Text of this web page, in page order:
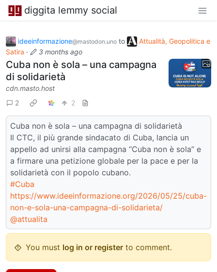
diggita lemmy social
ideeinformazione@mastodon.uno to
Attualità, Geopolitica e
Satira · 3 months ago
Cuba non è sola – una campagna
di solidarietà
cdn.masto.host
2
2
Cuba non è sola – una campagna di solidarietà
Il CTC, il più grande sindacato di Cuba, lancia un
appello ad unirsi alla campagna “Cuba non è sola” e
a firmare una petizione globale per la pace e per la
solidarietà con il popolo cubano.
#Cuba
https://www.ideeinformazione.org/2026/05/25/cuba-
non-e-sola-una-campagna-di-solidarieta/
@attualita
You must log in or register to comment.